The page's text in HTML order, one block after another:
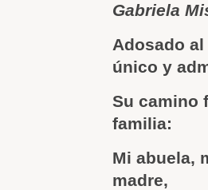
Gabriela
Adosado
único y
Su camino
familia:
Mi abuela,
madre,